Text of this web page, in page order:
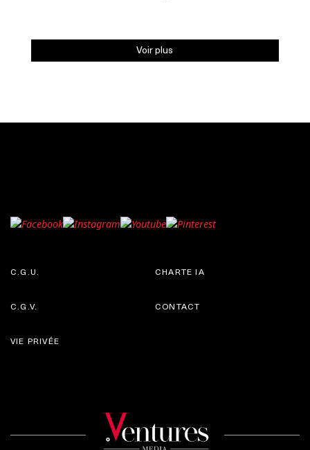
Voir plus
C.G.U.
C.G.V.
CHARTE IA
CONTACT
VIE PRIVÉE